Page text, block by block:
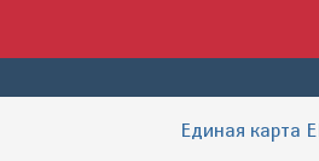
Единая карта